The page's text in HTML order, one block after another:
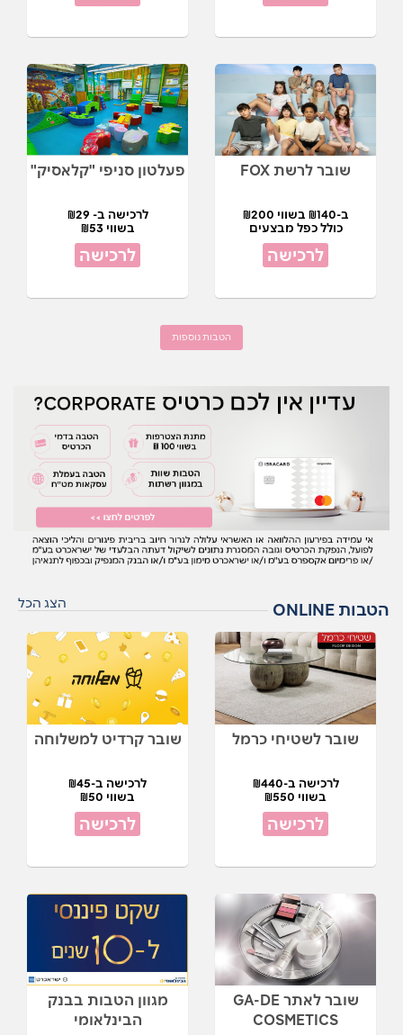
שובר לרשת FOX
ב-₪140 בשווי ₪200
כולל כפל מבצעים
לרכישה
פעלטון סניפי "קלאסיק"
לרכישה ב- ₪29
בשווי ₪53
לרכישה
הטבות נוספות
הטבות ONLINE הצג הכל
שובר לשטיחי כרמל
לרכישה ב-₪440
בשווי ₪550
לרכישה
שובר קרדיט למשלוחה
לרכישה ב-₪45
בשווי ₪50
לרכישה
שובר לאתר GA-DE
COSMETICS
מגוון הטבות בבנק
הבינלאומי